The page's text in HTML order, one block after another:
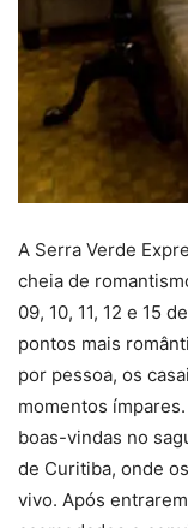
A Serra Verde
cheia de
09, 10, 11, 12 e 15
pontos mais
por pessoa, os
momentos
boas-vindas no
de Curitiba, onde
vivo. Após